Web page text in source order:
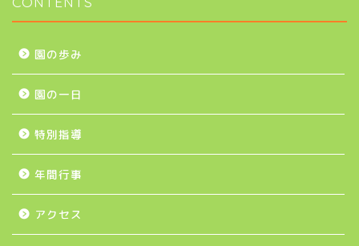
園の歩み
園の一日
特別指導
年間行事
アクセス